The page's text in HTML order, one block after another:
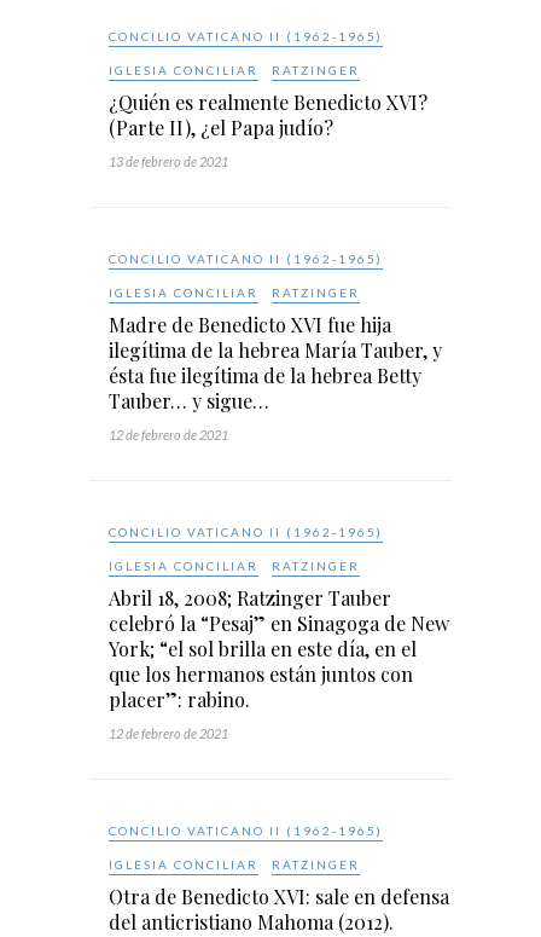
CONCILIO VATICANO II (1962-1965)
IGLESIA CONCILIAR RATZINGER
¿Quién es realmente Benedicto XVI?
(Parte II), ¿el Papa judío?
13 de febrero de 2021
CONCILIO VATICANO II (1962-1965)
IGLESIA CONCILIAR RATZINGER
Madre de Benedicto XVI fue hija
ilegítima de la hebrea María Tauber, y
ésta fue ilegítima de la hebrea Betty
Tauber… y sigue…
12 de febrero de 2021
CONCILIO VATICANO II (1962-1965)
IGLESIA CONCILIAR RATZINGER
Abril 18, 2008; Ratzinger Tauber
celebró la “Pesaj” en Sinagoga de New
York; “el sol brilla en este día, en el
que los hermanos están juntos con
placer”: rabino.
12 de febrero de 2021
CONCILIO VATICANO II (1962-1965)
IGLESIA CONCILIAR RATZINGER
Otra de Benedicto XVI: sale en defensa
del anticristiano Mahoma (2012).